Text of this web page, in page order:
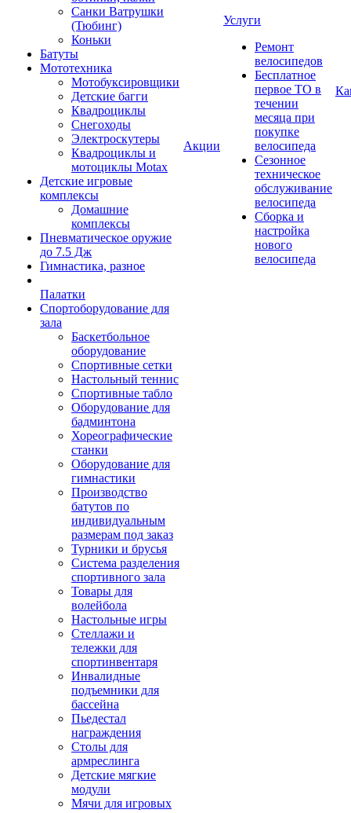
Санки Ватрушки
(Тюбинг)
Коньки
Батуты
Мототехника
Мотобуксировщики
Детские багги
Квадроциклы
Снегоходы
Электроскутеры
Квадроциклы и
мотоциклы Motax
Детские игровые
комплексы
Домашние
комплексы
Пневматическое оружие
до 7.5 Дж
Гимнастика, разное
Палатки
Спортоборудование для
зала
Баскетбольное
оборудование
Спортивные сетки
Настольный теннис
Спортивные табло
Оборудование для
бадминтона
Хореографические
станки
Оборудование для
гимнастики
Производство
батутов по
индивидуальным
размерам под заказ
Турники и брусья
Система разделения
спортивного зала
Товары для
волейбола
Настольные игры
Стеллажи и
тележки для
спортинвентаря
Инвалидные
подъемники для
бассейна
Пьедестал
награждения
Столы для
армреслинга
Детские мягкие
модули
Мячи для игровых
Акции
Услуги
Ремонт
велосипедов
Бесплатное
первое ТО в
течении
месяца при
покупке
велосипеда
Сезонное
техническое
обслуживание
велосипеда
Сборка и
настройка
нового
велосипеда